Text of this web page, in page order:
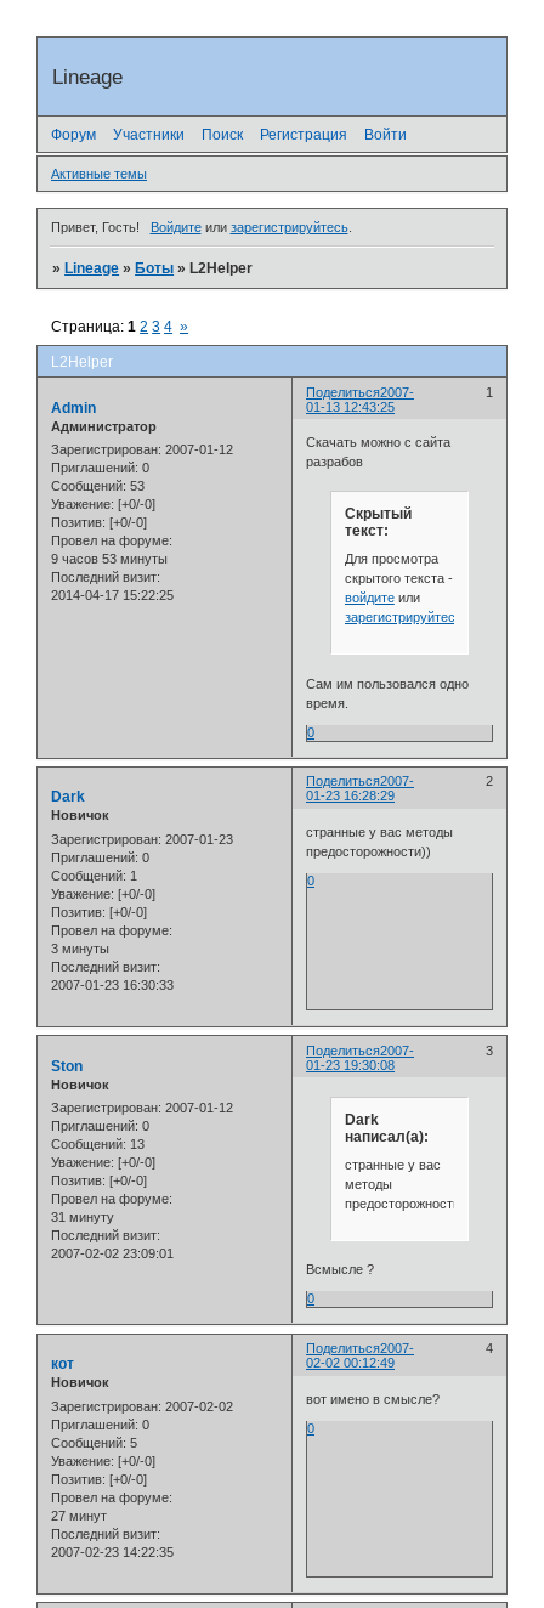
Lineage
Форум Участники Поиск Регистрация Войти
Активные темы
Привет, Гость! Войдитеили зарегистрируйтесь.
»Lineage »Боты »L2Helper
L2Helper
Страница:1 2 3 4 »
Поделиться 1
2007-
01-13 12:43:25
Admin
Администратор
Зарегистрирован: 2007-01-12
Приглашений: 0
Сообщений: 53
Уважение: [+0/-0]
Позитив: [+0/-0]
Провел на форуме:
9 часов 53 минуты
Последний визит:
2014-04-17 15:22:25
Скачать можно с сайта
разрабов
Скрытый
текст:
Для просмотра
скрытого текста -
войдитеили
зарегистрируйтесь
Сам им пользовался одно
время.
0
Поделиться 2
2007-
01-23 16:28:29
Dark
Новичок
Зарегистрирован: 2007-01-23
Приглашений: 0
Сообщений: 1
Уважение: [+0/-0]
Позитив: [+0/-0]
Провел на форуме:
3 минуты
Последний визит:
2007-01-23 16:30:33
странные у вас методы
предосторожности))
0
Поделиться 3
2007-
01-23 19:30:08
Ston
Новичок
Зарегистрирован: 2007-01-12
Приглашений: 0
Сообщений: 13
Уважение: [+0/-0]
Позитив: [+0/-0]
Провел на форуме:
31 минуту
Последний визит:
2007-02-02 23:09:01
Dark
написал(а):
странные у вас
методы
предосторожности))
Всмысле ?
0
Поделиться 4
2007-
02-02 00:12:49
кот
Новичок
Зарегистрирован: 2007-02-02
Приглашений: 0
Сообщений: 5
Уважение: [+0/-0]
Позитив: [+0/-0]
Провел на форуме:
27 минут
Последний визит:
2007-02-23 14:22:35
вот имено в смысле?
0